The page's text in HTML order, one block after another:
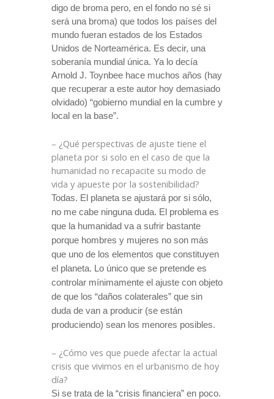
digo de broma pero, en el fondo no sé si
será una broma) que todos los países del
mundo fueran estados de los Estados
Unidos de Norteamérica. Es decir, una
soberanía mundial única. Ya lo decía
Arnold J. Toynbee hace muchos años (hay
que recuperar a este autor hoy demasiado
olvidado) “gobierno mundial en la cumbre y
local en la base”.
– ¿Qué perspectivas de ajuste tiene el
planeta por si solo en el caso de que la
humanidad no recapacite su modo de
vida y apueste por la sostenibilidad?
Todas. El planeta se ajustará por si sólo,
no me cabe ninguna duda. El problema es
que la humanidad va a sufrir bastante
porque hombres y mujeres no son más
que uno de los elementos que constituyen
el planeta. Lo único que se pretende es
controlar mínimamente el ajuste con objeto
de que los “daños colaterales” que sin
duda de van a producir (se están
produciendo) sean los menores posibles.
– ¿Cómo ves que puede afectar la actual
crisis que vivimos en el urbanismo de hoy
día?
Si se trata de la “crisis financiera” en poco.